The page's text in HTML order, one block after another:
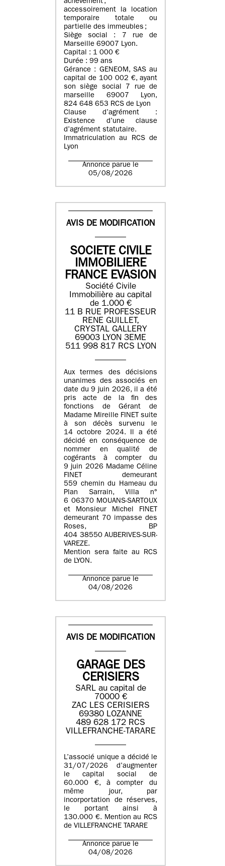
achèvement ;
accessoirement la location
temporaire totale ou
partielle des immeubles ;
Siège social : 7 rue de
Marseille 69007 Lyon.
Capital : 1 000 €
Durée : 99 ans
Gérance : GENEOM, SAS au
capital de 100 002 €, ayant
son siège social 7 rue de
marseille 69007 Lyon,
824 648 653 RCS de Lyon
Clause d’agrément :
Existence d’une clause
d’agrément statutaire.
Immatriculation au RCS de
Lyon
Annonce parue le
05/08/2026
AVIS DE MODIFICATION
SOCIETE CIVILE
IMMOBILIERE
FRANCE EVASION
Société Civile
Immobilière au capital
de 1.000 €
11 B RUE PROFESSEUR
RENE GUILLET,
CRYSTAL GALLERY
69003 LYON 3EME
511 998 817 RCS LYON
Aux termes des décisions
unanimes des associés en
date du 9 juin 2026, il a été
pris acte de la fin des
fonctions de Gérant de
Madame Mireille FINET suite
à son décès survenu le
14 octobre 2024. Il a été
décidé en conséquence de
nommer en qualité de
cogérants à compter du
9 juin 2026 Madame Céline
FINET demeurant
559 chemin du Hameau du
Plan Sarrain, Villa n°
6 06370 MOUANS-SARTOUX
et Monsieur Michel FINET
demeurant 70 impasse des
Roses, BP
404 38550 AUBERIVES-SUR-
VAREZE.
Mention sera faite au RCS
de LYON.
Annonce parue le
04/08/2026
AVIS DE MODIFICATION
GARAGE DES
CERISIERS
SARL au capital de
70000 €
ZAC LES CERISIERS
69380 LOZANNE
489 628 172 RCS
VILLEFRANCHE-TARARE
L’associé unique a décidé le
31/07/2026 d’augmenter
le capital social de
60.000 €, à compter du
même jour, par
incorportation de réserves,
le portant ainsi à
130.000 €. Mention au RCS
de VILLEFRANCHE TARARE
Annonce parue le
04/08/2026